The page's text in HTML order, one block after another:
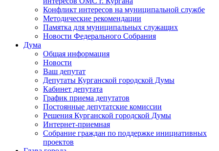
Конфликт интересов на муниципальной службе
Методические рекомендации
Памятка для муниципальных служащих
Новости Федерального Cобрания
Дума
Общая информация
Новости
Ваш депутат
Депутаты Курганской городской Думы
Кабинет депутата
График приема депутатов
Постоянные депутатские комиссии
Решения Курганской городской Думы
Интернет-приемная
Собрание граждан по поддержке инициативных
проектов